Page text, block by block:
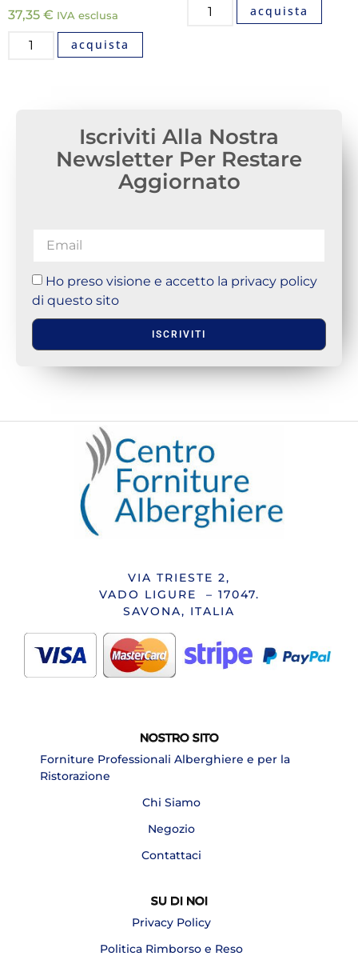
37,35 € IVA esclusa
acquista
acquista
Iscriviti Alla Nostra
Newsletter Per Restare
Aggiornato
Ho preso visione e accetto la privacy policy
di questo sito
ISCRIVITI
VIA TRIESTE 2,
VADO LIGURE – 17047.
SAVONA, ITALIA
NOSTRO SITO
Forniture Professionali Alberghiere e per la
Ristorazione
Chi Siamo
Negozio
Contattaci
SU DI NOI
Privacy Policy
Politica Rimborso e Reso